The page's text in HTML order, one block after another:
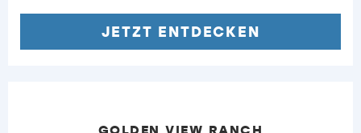
JETZT ENTDECKEN
GOLDEN VIEW RANCH